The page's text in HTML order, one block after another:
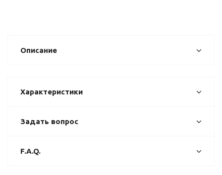
Описание
Характеристики
Задать вопрос
F.A.Q.